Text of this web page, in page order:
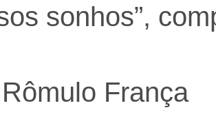
sonhos”,
França